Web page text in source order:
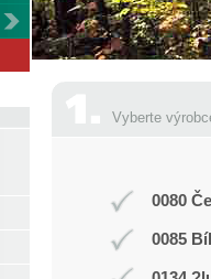
Vyberte
0080
0085